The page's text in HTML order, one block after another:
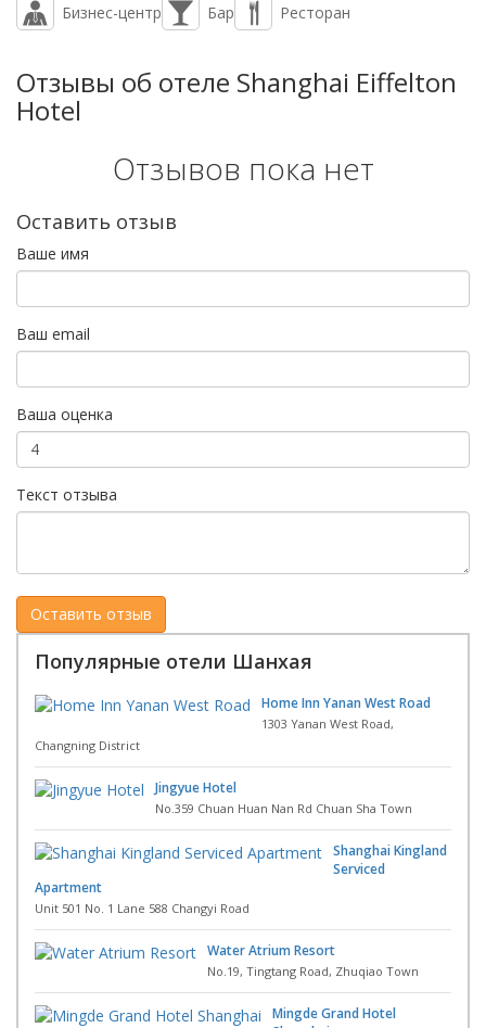
Бизнес-центр Бар Ресторан
Отзывы об отеле Shanghai Eiffelton
Hotel
Отзывов пока нет
Оставить отзыв
Ваше имя
Ваш email
Ваша оценка
Текст отзыва
Популярные отели Шанхая
Home Inn Yanan West Road
1303 Yanan West Road,
Changning District
Jingyue Hotel
No.359 Chuan Huan Nan Rd Chuan Sha Town
Shanghai Kingland
Serviced
Apartment
Unit 501 No. 1 Lane 588 Changyi Road
Water Atrium Resort
No.19, Tingtang Road, Zhuqiao Town
Mingde Grand Hotel